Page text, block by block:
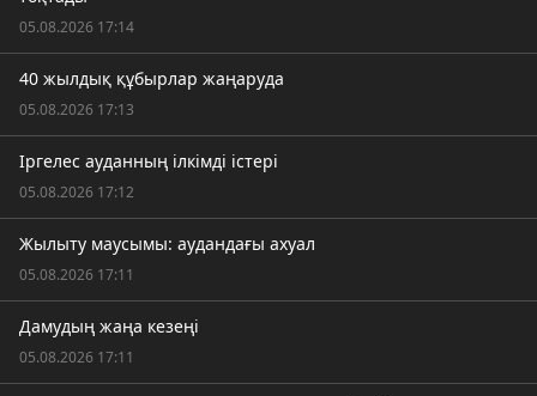
05.08.2026 17:14
40 жылдық құбырлар жаңаруда
05.08.2026 17:13
Іргелес ауданның ілкімді істері
05.08.2026 17:12
Жылыту маусымы: аудандағы ахуал
05.08.2026 17:11
Дамудың жаңа кезеңі
05.08.2026 17:11